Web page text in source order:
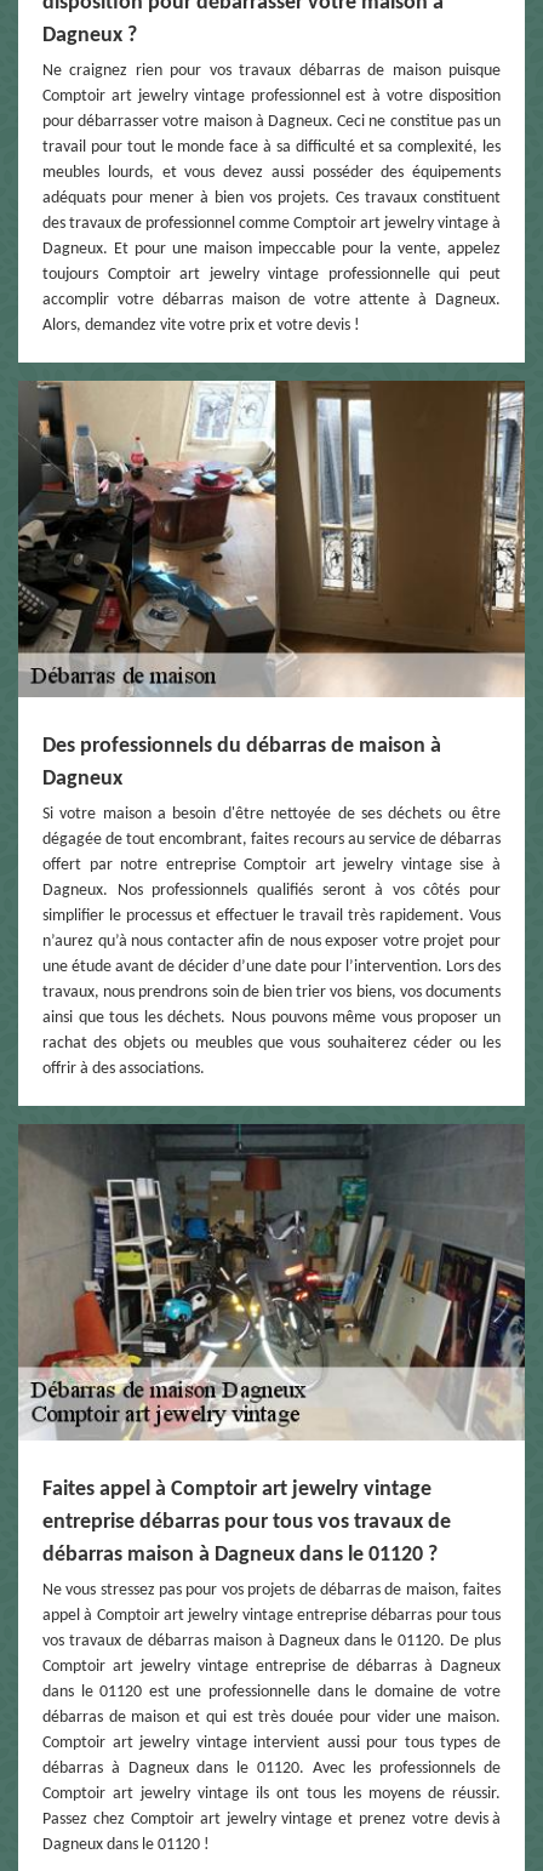
Dagneux ?
Ne craignez rien pour vos travaux débarras de maison puisque
Comptoir art jewelry vintage professionnel est à votre disposition
pour débarrasser votre maison à Dagneux. Ceci ne constitue pas un
travail pour tout le monde face à sa difficulté et sa complexité, les
meubles lourds, et vous devez aussi posséder des équipements
adéquats pour mener à bien vos projets. Ces travaux constituent
des travaux de professionnel comme Comptoir art jewelry vintage à
Dagneux. Et pour une maison impeccable pour la vente, appelez
toujours Comptoir art jewelry vintage professionnelle qui peut
accomplir votre débarras maison de votre attente à Dagneux.
Alors, demandez vite votre prix et votre devis !
Des professionnels du débarras de maison à
Dagneux
Si votre maison a besoin d'être nettoyée de ses déchets ou être
dégagée de tout encombrant, faites recours au service de débarras
offert par notre entreprise Comptoir art jewelry vintage sise à
Dagneux. Nos professionnels qualifiés seront à vos côtés pour
simplifier le processus et effectuer le travail très rapidement. Vous
n’aurez qu’à nous contacter afin de nous exposer votre projet pour
une étude avant de décider d’une date pour l’intervention. Lors des
travaux, nous prendrons soin de bien trier vos biens, vos documents
ainsi que tous les déchets. Nous pouvons même vous proposer un
rachat des objets ou meubles que vous souhaiterez céder ou les
offrir à des associations.
Faites appel à Comptoir art jewelry vintage
entreprise débarras pour tous vos travaux de
débarras maison à Dagneux dans le 01120 ?
Ne vous stressez pas pour vos projets de débarras de maison, faites
appel à Comptoir art jewelry vintage entreprise débarras pour tous
vos travaux de débarras maison à Dagneux dans le 01120. De plus
Comptoir art jewelry vintage entreprise de débarras à Dagneux
dans le 01120 est une professionnelle dans le domaine de votre
débarras de maison et qui est très douée pour vider une maison.
Comptoir art jewelry vintage intervient aussi pour tous types de
débarras à Dagneux dans le 01120. Avec les professionnels de
Comptoir art jewelry vintage ils ont tous les moyens de réussir.
Passez chez Comptoir art jewelry vintage et prenez votre devis à
Dagneux dans le 01120 !